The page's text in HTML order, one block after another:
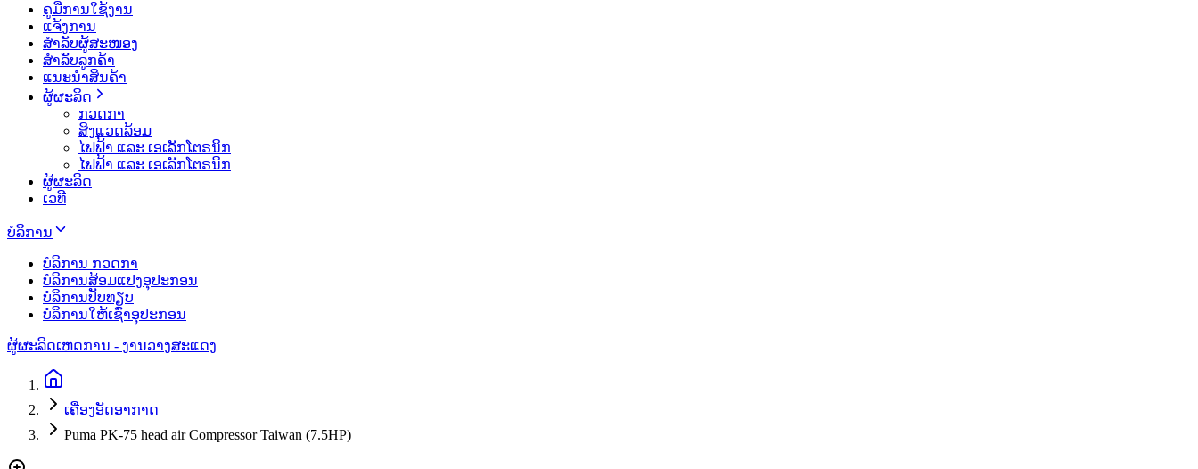
ຄູມືການໃຊ້ງານ
ແຈ້ງການ
ສຳລັບຜູ້ສະໜອງ
ສຳລັບລູກຄ້າ
ແນະນຳສິນຄ້າ
ຜູ້ຜະລິດ
ກວດກາ
ສິງແວດລ້ອມ
ໄຟຟ້າ ແລະ ເອເລັກໂຕຣນິກ
ໄຟຟ້າ ແລະ ເອເລັກໂຕຣນິກ
ຜູ້ຜະລິດ
ເວທີ
ບໍລິການ
ບໍລິການ ກວດກາ
ບໍລິການສ້ອມແປງອຸປະກອນ
ບໍລິການປັບທຽບ
ບໍລິການໃຫ້ເຊົ່າອຸປະກອນ
ຜູ້ຜະລິດເຫດການ - ງານວາງສະແດງ
ເຄື່ອງອັດອາກາດ
Puma PK-75 head air Compressor Taiwan (7.5HP)